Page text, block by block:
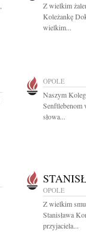
Z wielkim
Koleżankę
wielkim...
OPOLE
Naszym
Senftlebenom
słowa...
OPOLE
Z wielkim
Stanisława
przyjaciela...